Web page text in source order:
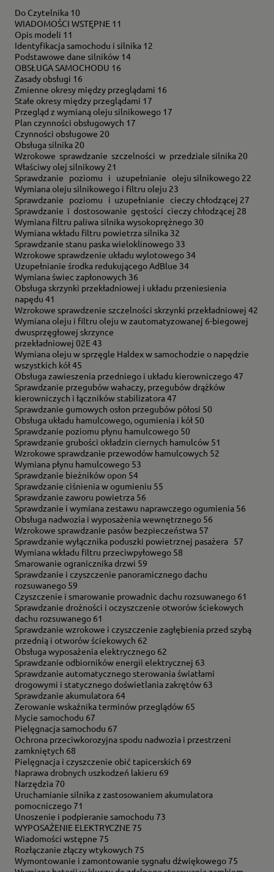
Do Czytelnika 10
WIADOMOŚCI WSTĘPNE 11
Opis modeli 11
Identyfikacja samochodu i silnika 12
Podstawowe dane silników 14
OBSŁUGA SAMOCHODU 16
Zasady obsługi 16
Zmienne okresy między przeglądami 16
Stałe okresy między przeglądami 17
Przegląd z wymianą oleju silnikowego 17
Plan czynności obsługowych 17
Czynności obsługowe 20
Obsługa silnika 20
Wzrokowe sprawdzanie szczelności w przedziale silnika 20
Właściwy olej silnikowy 21
Sprawdzanie poziomu i uzupełnianie oleju silnikowego 22
Wymiana oleju silnikowego i filtru oleju 23
Sprawdzanie poziomu i uzupełnianie cieczy chłodzącej 27
Sprawdzanie i dostosowanie gęstości cieczy chłodzącej 28
Wymiana filtru paliwa silnika wysokoprężnego 30
Wymiana wkładu filtru powietrza silnika 32
Sprawdzanie stanu paska wieloklinowego 33
Wzrokowe sprawdzenie układu wylotowego 34
Uzupełnianie środka redukującego AdBlue 34
Wymiana świec zapłonowych 36
Obsługa skrzynki przekładniowej i układu przeniesienia
napędu 41
Wzrokowe sprawdzenie szczelności skrzynki przekładniowej 42
Wymiana oleju i filtru oleju w zautomatyzowanej 6-biegowej
dwusprzęgłowej skrzynce
przekładniowej 02E 43
Wymiana oleju w sprzęgle Haldex w samochodzie o napędzie
wszystkich kół 45
Obsługa zawieszenia przedniego i układu kierowniczego 47
Sprawdzanie przegubów wahaczy, przegubów drążków
kierowniczych i łączników stabilizatora 47
Sprawdzanie gumowych osłon przegubów półosi 50
Obsługa układu hamulcowego, ogumienia i kół 50
Sprawdzanie poziomu płynu hamulcowego 50
Sprawdzanie grubości okładzin ciernych hamulców 51
Wzrokowe sprawdzanie przewodów hamulcowych 52
Wymiana płynu hamulcowego 53
Sprawdzanie bieżników opon 54
Sprawdzanie ciśnienia w ogumieniu 55
Sprawdzanie zaworu powietrza 56
Sprawdzanie i wymiana zestawu naprawczego ogumienia 56
Obsługa nadwozia i wyposażenia wewnętrznego 56
Wzrokowe sprawdzanie pasów bezpieczeństwa 57
Sprawdzanie wyłącznika poduszki powietrznej pasażera 57
Wymiana wkładu filtru przeciwpyłowego 58
Smarowanie ogranicznika drzwi 59
Sprawdzanie i czyszczenie panoramicznego dachu
rozsuwanego 59
Czyszczenie i smarowanie prowadnic dachu rozsuwanego 61
Sprawdzanie drożności i oczyszczenie otworów ściekowych
dachu rozsuwanego 61
Sprawdzanie wzrokowe i czyszczenie zagłębienia przed szybą
przednią i otworów ściekowych 62
Obsługa wyposażenia elektrycznego 62
Sprawdzanie odbiorników energii elektrycznej 63
Sprawdzanie automatycznego sterowania światłami
drogowymi i statycznego doświetlania zakrętów 63
Sprawdzanie akumulatora 64
Zerowanie wskaźnika terminów przeglądów 65
Mycie samochodu 67
Pielęgnacja samochodu 67
Ochrona przeciwkorozyjna spodu nadwozia i przestrzeni
zamkniętych 68
Pielęgnacja i czyszczenie obić tapicerskich 69
Naprawa drobnych uszkodzeń lakieru 69
Narzędzia 70
Uruchamianie silnika z zastosowaniem akumulatora
pomocniczego 71
Unoszenie i podpieranie samochodu 73
WYPOSAŻENIE ELEKTRYCZNE 75
Wiadomości wstępne 75
Rozłączanie złączy wtykowych 75
Wymontowanie i zamontowanie sygnału dźwiękowego 75